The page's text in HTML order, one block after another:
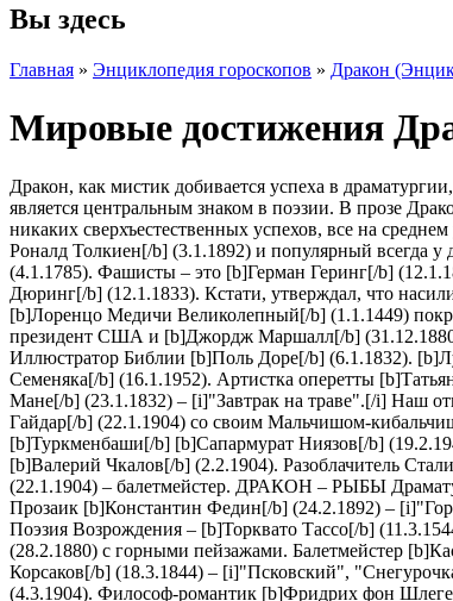
Вы здесь
Главная » Энциклопедия гороскопов » Дракон
Мировые достижения
Дракон, как мистик добивается успеха в
является центральным знаком в поэзии. В прозе
никаких сверхъестественных успехов, все на
Роналд Толкиен[/b] (3.1.1892) и популярный всегда
(4.1.1785). Фашисты – это [b]Герман Геринг[/b]
Дюринг[/b] (12.1.1833). Кстати, утверждал, что
[b]Лоренцо Медичи Великолепный[/b] (1.1.1449)
президент США и [b]Джордж Маршалл[/b]
Иллюстратор Библии [b]Поль Доре[/b] (6.1.1832).
Семеняка[/b] (16.1.1952). Артистка оперетты
Мане[/b] (23.1.1832) – [i]"Завтрак на траве".[/i] Наш
Гайдар[/b] (22.1.1904) со своим Мальчишом-
[b]Туркменбаши[/b] [b]Сапармурат Ниязов[/b]
[b]Валерий Чкалов[/b] (2.2.1904). Разоблачитель
(22.1.1904) – балетмейстер. ДРАКОН – РЫБЫ
Прозаик [b]Константин Федин[/b] (24.2.1892) –
Поэзия Возрождения – [b]Торквато Тассо[/b]
(28.2.1880) с горными пейзажами. Балетмейстер
Корсаков[/b] (18.3.1844) – [i]"Псковский",
(4.3.1904). Философ-романтик [b]Фридрих фон